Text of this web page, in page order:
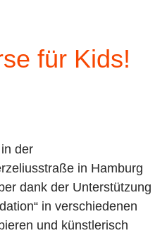
für Kids!
der
in Hamburg
dank der Unterstützung
in verschiedenen
und künstlerisch